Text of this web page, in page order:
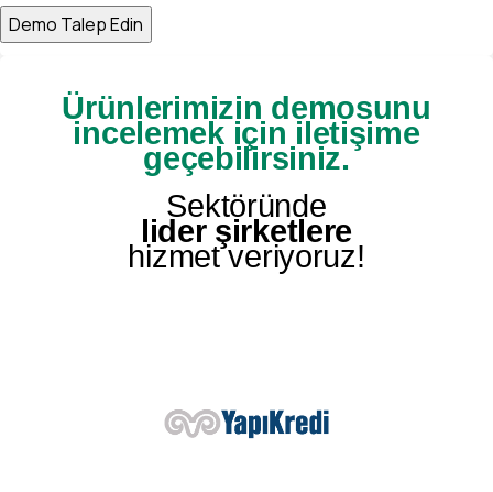
Ürünlerimizin demosunu
incelemek için iletişime
geçebilirsiniz.
Sektöründe
lider şirketlere
hizmet veriyoruz!